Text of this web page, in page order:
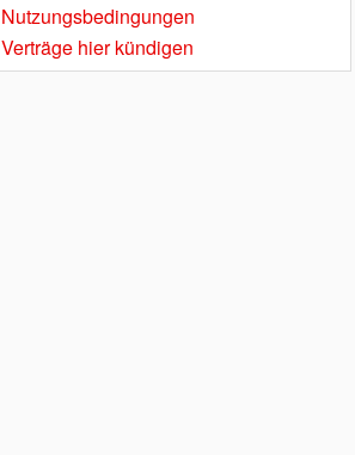
Nutzungsbedingungen
Verträge hier kündigen